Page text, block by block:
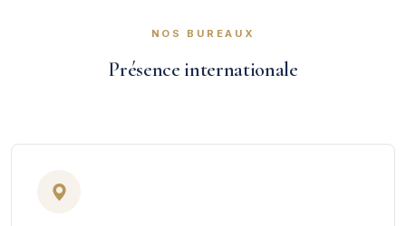
NOS BUREAUX
Présence internationale